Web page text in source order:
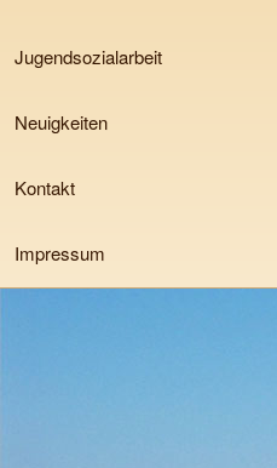
Jugendsozialarbeit
Neuigkeiten
Kontakt
Impressum